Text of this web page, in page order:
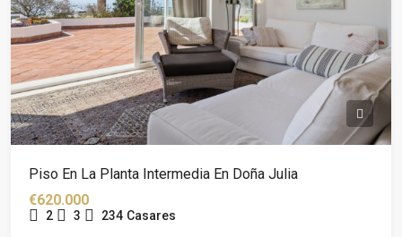
Piso En La Planta Intermedia En Doña Julia
€620.000
2 3 234 Casares